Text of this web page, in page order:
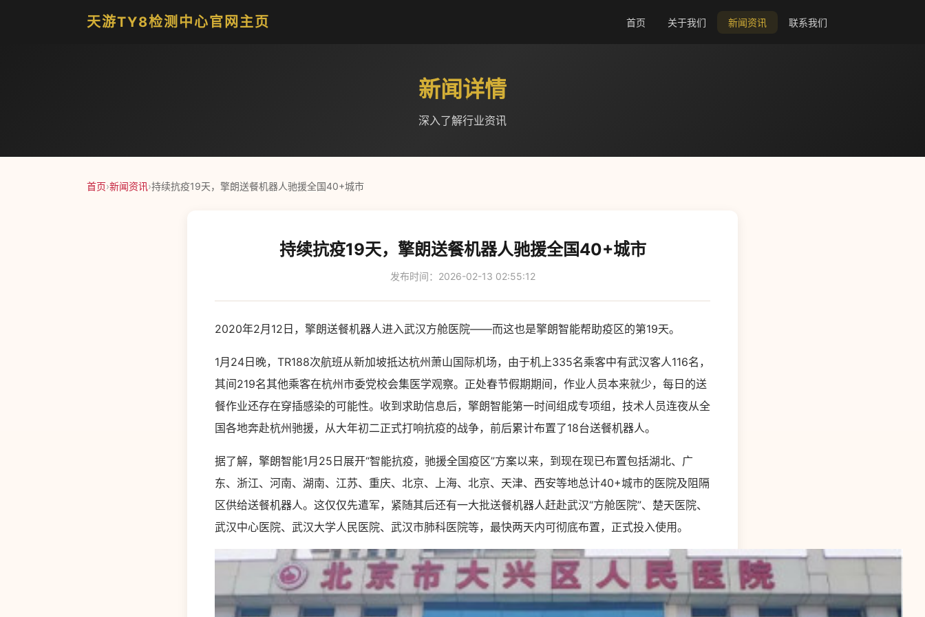
天游TY8检测中心官网主页 首页 关于我们 新闻资讯 联系我们
新闻详情
深入了解行业资讯
首页›新闻资讯›持续抗疫19天，擎朗送餐机器人驰援全国40+城市
持续抗疫19天，擎朗送餐机器人驰援全国40+城市
发布时间：2026-02-13 02:55:12
2020年2月12日，擎朗送餐机器人进入武汉方舱医院——而这也是擎朗智能帮助疫区的第19天。
1月24日晚，TR188次航班从新加坡抵达杭州萧山国际机场，由于机上335名乘客中有武汉客人116名，
其间219名其他乘客在杭州市委党校会集医学观察。正处春节假期期间，作业人员本来就少，每日的送
餐作业还存在穿插感染的可能性。收到求助信息后，擎朗智能第一时间组成专项组，技术人员连夜从全
国各地奔赴杭州驰援，从大年初二正式打响抗疫的战争，前后累计布置了18台送餐机器人。
据了解，擎朗智能1月25日展开“智能抗疫，驰援全国疫区”方案以来，到现在现已布置包括湖北、广
东、浙江、河南、湖南、江苏、重庆、北京、上海、北京、天津、西安等地总计40+城市的医院及阻隔
区供给送餐机器人。这仅仅先遣军，紧随其后还有一大批送餐机器人赶赴武汉“方舱医院”、楚天医院、
武汉中心医院、武汉大学人民医院、武汉市肺科医院等，最快两天内可彻底布置，正式投入使用。